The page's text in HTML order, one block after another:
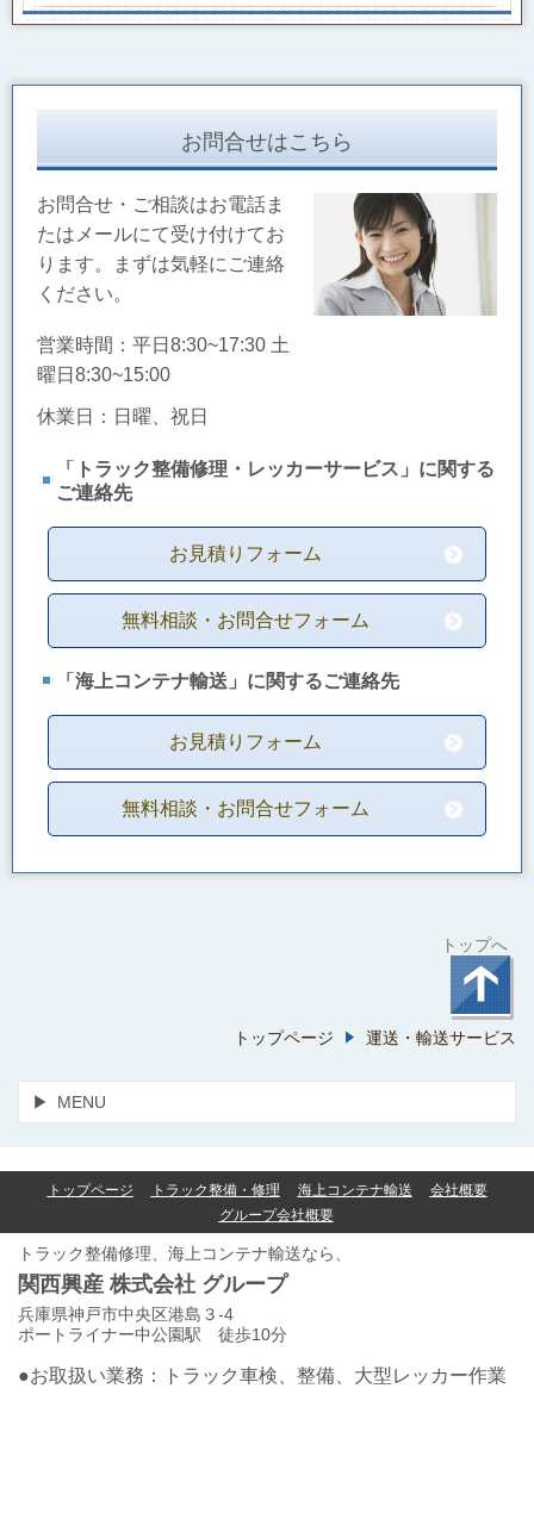
お問合せはこちら
お問合せ・ご相談はお電話ま
たはメールにて受け付けてお
ります。まずは気軽にご連絡
ください。
営業時間：平日8:30~17:30 土
曜日8:30~15:00
休業日：日曜、祝日
「トラック整備修理・レッカーサービス」に関する
ご連絡先
お見積りフォーム
無料相談・お問合せフォーム
「海上コンテナ輸送」に関するご連絡先
お見積りフォーム
無料相談・お問合せフォーム
トップへ
トップページ 運送・輸送サービス
MENU
トップページ トラック整備・修理 海上コンテナ輸送
会社概要
グループ会社概要
トラック整備修理、海上コンテナ輸送なら、
関西興産 株式会社 グループ
兵庫県神戸市中央区港島３-4
ポートライナー中公園駅 徒歩10分
●お取扱い業務：トラック車検、整備、大型レッカー作業